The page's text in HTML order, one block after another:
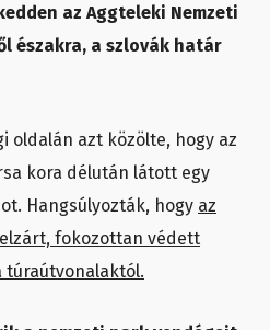
az Aggteleki Nemzeti
északra, a szlovák határ
oldalán azt közölte, hogy az
kora délután látott egy
Hangsúlyozták, hogy az
fokozottan védett